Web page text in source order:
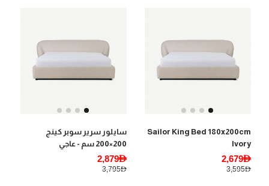
Sailor King Bed 180x200cm
Ivory
2,679AED
3,595AED
سايلور سرير سوبر كينج
200×200 سم - عاجي
2,879AED
3,795AED